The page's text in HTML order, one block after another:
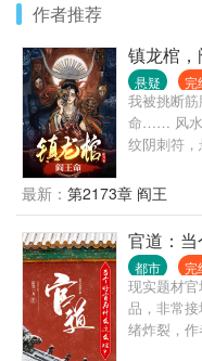
作者推荐
镇龙棺
悬疑 完
我被挑断
命…… 风水
纹阴刺符
兵， 纸扎
南洋养小鬼…
最新： 第2173章 阎王
官道：
都市 完
现实题材
品，非常
绪炸裂，